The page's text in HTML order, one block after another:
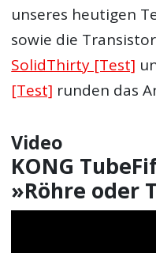
unseres heutigen
sowie die
SolidThirty [Test]
[Test] runden das
Video
KONG
»Röhre oder